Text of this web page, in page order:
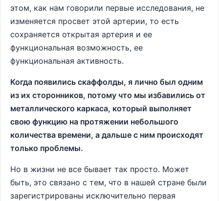
этом, как нам говорили первые исследования, не
изменяется просвет этой артерии, то есть
сохраняется открытая артерия и ее
функциональная возможность, ее
функциональная активность.
Когда появились скаффолды, я лично был одним
из их сторонников, потому что мы избавились от
металлического каркаса, который выполняет
свою функцию на протяжении небольшого
количества времени, а дальше с ним происходят
только проблемы.
Но в жизни не все бывает так просто. Может
быть, это связано с тем, что в нашей стране были
зарегистрированы исключительно первая